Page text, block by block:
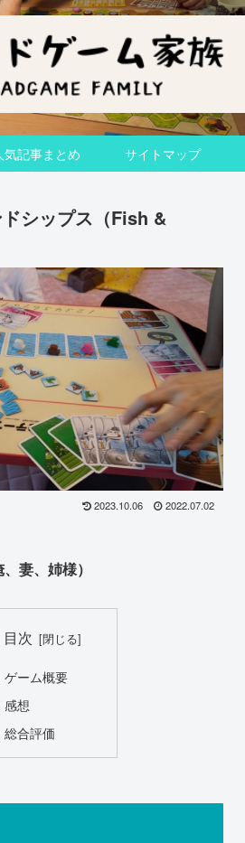
気記事まとめ サイトマップ
シップス（Fish &
2023.10.06 2022.07.02
妻、姉様）
目次
ゲーム概要
感想
総合評価